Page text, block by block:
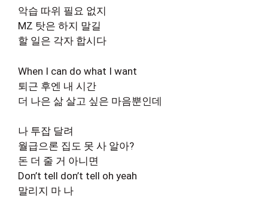
악습 따위 필요 없지
MZ 탓은 하지 말길
할 일은 각자 합시다
When I can do what I want
퇴근 후엔 내 시간
더 나은 삶 살고 싶은 마음뿐인데
나 투잡 달려
월급으론 집도 못 사 알아?
돈 더 줄 거 아니면
Don’t tell don’t tell oh yeah
말리지 마 나